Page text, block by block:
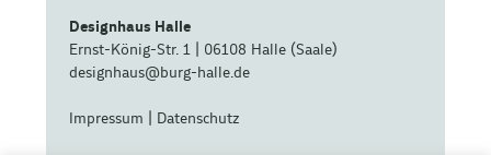
Designhaus Halle
Ernst-König-Str. 1 | 06108 Halle (Saale)
designhaus@burg-halle.de
Impressum Datenschutz